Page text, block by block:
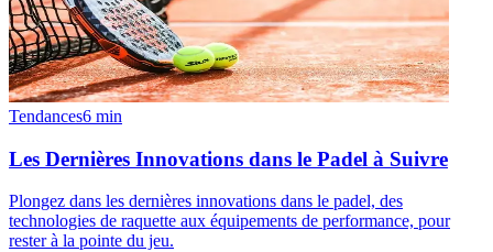
Tendances6 min
Les Dernières Innovations dans le Padel à Suivre
Plongez dans les dernières innovations dans le padel, des
technologies de raquette aux équipements de performance, pour
rester à la pointe du jeu.